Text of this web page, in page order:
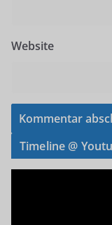
Website
Timeline @